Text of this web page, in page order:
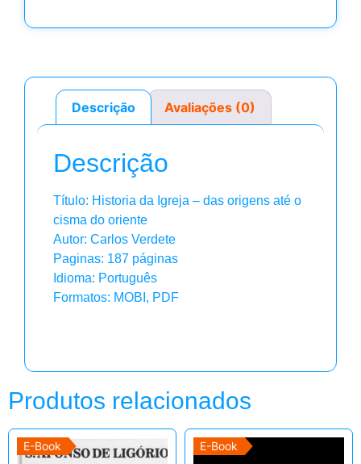
Descrição Avaliações (0)
Descrição
Título: Historia da Igreja – das origens até o
cisma do oriente
Autor: Carlos Verdete
Paginas: 187 páginas
Idioma: Português
Formatos: MOBI, PDF
Produtos relacionados
E-Book E-Book